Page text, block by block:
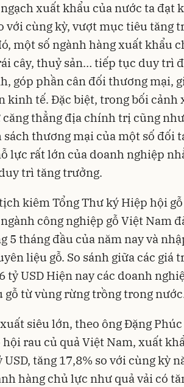
xuất khẩu của nước ta đạt
với cùng kỳ, vượt mục tiêu tăng
một số ngành hàng xuất khẩu
cây, thuỷ sản… tiếp tục duy trì
góp phần cân đối thương mại,
kinh tế. Đặc biệt, trong bối cảnh
thẳng địa chính trị cũng như
thương mại của một số đối
lực rất lớn của doanh nghiệp
trì tăng trưởng.
kiêm Tổng Thư ký Hiệp hội
công nghiệp gỗ Việt Nam
5 tháng đầu của năm nay và
liệu gỗ. So sánh giữa các giá
tỷ USD Hiện nay các doanh
từ vùng rừng trồng trong
siêu lớn, theo ông Đặng Phúc
rau củ quả Việt Nam, xuất
tăng 17,8% so với cùng kỳ
hàng chủ lực như quả vải có